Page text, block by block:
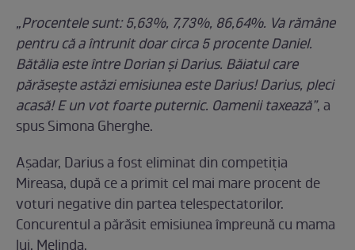
„Procentele sunt: 5,63%, 7,73%, 86,64%. Va rămâne
pentru că a întrunit doar circa 5 procente Daniel.
Bătălia este între Dorian și Darius. Băiatul care
părăsește astăzi emisiunea este Darius! Darius, pleci
acasă! E un vot foarte puternic. Oamenii taxează”, a
spus Simona Gherghe.
Așadar, Darius a fost eliminat din competiția
Mireasa, după ce a primit cel mai mare procent de
voturi negative din partea telespectatorilor.
Concurentul a părăsit emisiunea împreună cu mama